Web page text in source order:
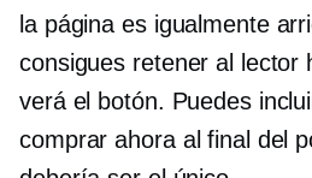
la página es igualmente
consigues retener al lector
verá el botón. Puedes
comprar ahora al final del